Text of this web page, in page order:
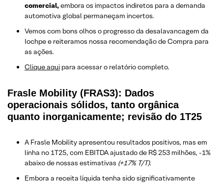
comercial,embora os impactos indiretos para a demanda
automotiva global permaneçam incertos.
Vemos com bons olhos o progresso da desalavancagem da
Iochpe e reiteramos nossa recomendação de Compra para
as ações.
​Clique aqui para acessar o relatório completo.
Frasle Mobility (FRAS3): Dados
operacionais sólidos, tanto orgânica
quanto inorganicamente; revisão do 1T25
A Frasle Mobility apresentou resultados positivos, mas em
linha no 1T25, com EBITDA ajustado de R$ 253 milhões, -1%
abaixo de nossas estimativas (+17% T/T).
Embora a receita líquida tenha sido significativamente